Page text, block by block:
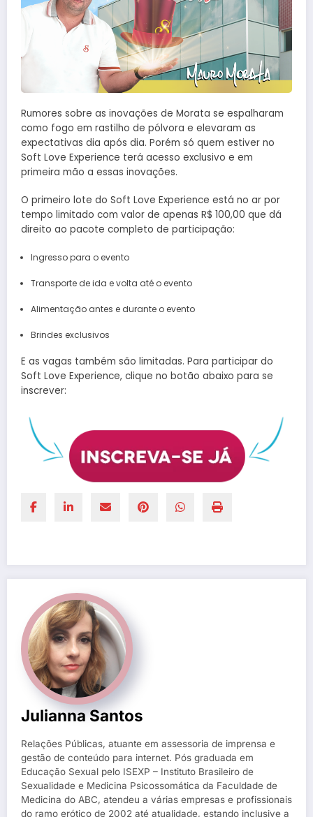
Rumores sobre as inovações de Morata se espalharam
como fogo em rastilho de pólvora e elevaram as
expectativas dia após dia. Porém só quem estiver no
Soft Love Experience terá acesso exclusivo e em
primeira mão a essas inovações.
O primeiro lote do Soft Love Experience está no ar por
tempo limitado com valor de apenas R$ 100,00 que dá
direito ao pacote completo de participação:
Ingresso para o evento
Transporte de ida e volta até o evento
Alimentação antes e durante o evento
Brindes exclusivos
E as vagas também são limitadas. Para participar do
Soft Love Experience, clique no botão abaixo para se
inscrever:
Julianna Santos
Relações Públicas, atuante em assessoria de imprensa e
gestão de conteúdo para internet. Pós graduada em
Educação Sexual pelo ISEXP – Instituto Brasileiro de
Sexualidade e Medicina Psicossomática da Faculdade de
Medicina do ABC, atendeu a várias empresas e profissionais
do ramo erótico de 2002 até atualidade, estando inclusive a